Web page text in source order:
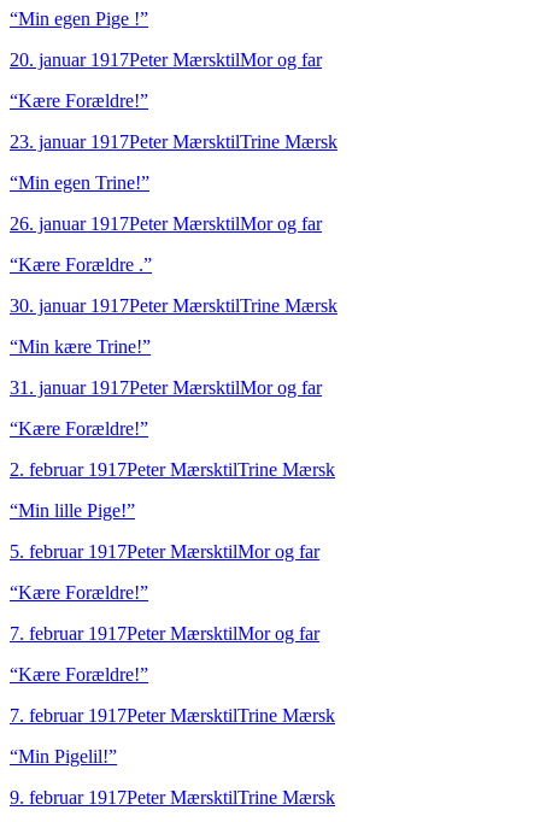
“Min egen Pige !”
20. januar 1917Peter MærsktilMor og far
“Kære Forældre!”
23. januar 1917Peter MærsktilTrine Mærsk
“Min egen Trine!”
26. januar 1917Peter MærsktilMor og far
“Kære Forældre .”
30. januar 1917Peter MærsktilTrine Mærsk
“Min kære Trine!”
31. januar 1917Peter MærsktilMor og far
“Kære Forældre!”
2. februar 1917Peter MærsktilTrine Mærsk
“Min lille Pige!”
5. februar 1917Peter MærsktilMor og far
“Kære Forældre!”
7. februar 1917Peter MærsktilMor og far
“Kære Forældre!”
7. februar 1917Peter MærsktilTrine Mærsk
“Min Pigelil!”
9. februar 1917Peter MærsktilTrine Mærsk